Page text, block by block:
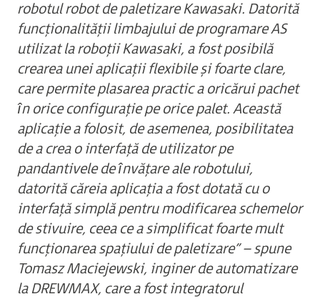
robotul robot de paletizare Kawasaki. Datorită
funcționalității limbajului de programare AS
utilizat la roboții Kawasaki, a fost posibilă
crearea unei aplicații flexibile și foarte clare,
care permite plasarea practic a oricărui pachet
în orice configurație pe orice palet. Această
aplicație a folosit, de asemenea, posibilitatea
de a crea o interfață de utilizator pe
pandantivele de învățare ale robotului,
datorită căreia aplicația a fost dotată cu o
interfață simplă pentru modificarea schemelor
de stivuire, ceea ce a simplificat foarte mult
funcționarea spațiului de paletizare” – spune
Tomasz Maciejewski, inginer de automatizare
la DREWMAX, care a fost integratorul